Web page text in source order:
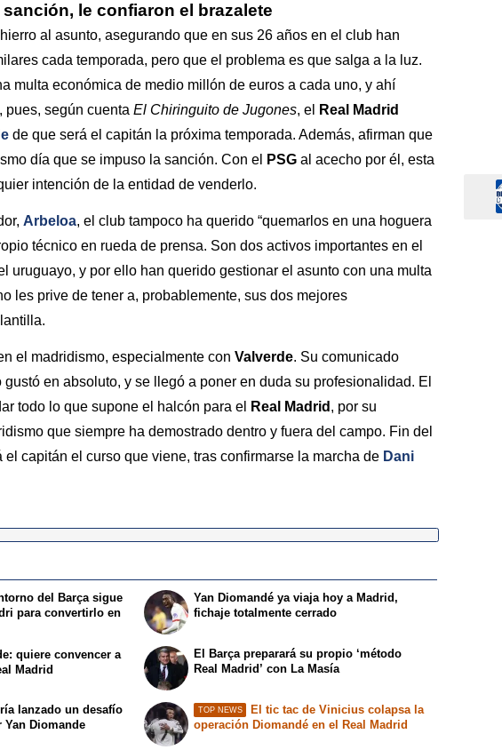
le confiaron el brazalete
al asunto, asegurando que en sus 26 años en el club han
cada temporada, pero que el problema es que salga a la luz.
multa económica de medio millón de euros a cada uno, y ahí
pues, según cuenta El Chiringuito de Jugones, el
Real Madrid
de que será el capitán la próxima temporada. Además, afirman que
día que se impuso la sanción. Con el
PSG al acecho por él, esta
intención de la entidad de venderlo.
Arbeloa, el club tampoco ha querido “quemarlos en una hoguera
técnico en rueda de prensa. Son dos activos importantes en el
uruguayo, y por ello han querido gestionar el asunto con una multa
les prive de tener a, probablemente, sus dos mejores
el madridismo, especialmente con Valverde. Su comunicado
en absoluto, y se llegó a poner en duda su profesionalidad. El
todo lo que supone el halcón para el
Real Madrid , por su
que siempre ha demostrado dentro y fuera del campo. Fin del
el capitán el curso que viene, tras confirmarse la marcha de Dani
del Barça sigue
para convertirlo en
quiere convencer a
Madrid
Yan Diomandé ya viaja hoy a Madrid,
fichaje totalmente cerrado
El Barça preparará su propio ‘método
Real Madrid’ con La Masía
lanzado un desafío
Yan Diomande
TOP NEWS
El tic tac de Vinicius colapsa la
operación Diomandé en el Real Madrid